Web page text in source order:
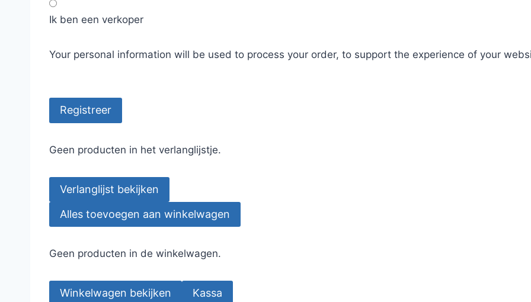
Ik ben een verkoper
Your personal information will be used to process your order, to support the experience of your
Registreer
Geen producten in het verlanglijstje.
Verlanglijst bekijken
Alles toevoegen aan winkelwagen
Geen producten in de winkelwagen.
Winkelwagen bekijken Kassa